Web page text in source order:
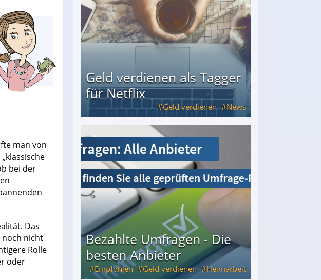
man von
bei der
Das
noch nicht
Rolle
oder
Geld verdienen als Tagger
für Netflix
Geld verdienen News
für Netflix
Bezahlte Umfragen - Die
besten Anbieter
Empfohlen Geld verdienen Heimarbeit